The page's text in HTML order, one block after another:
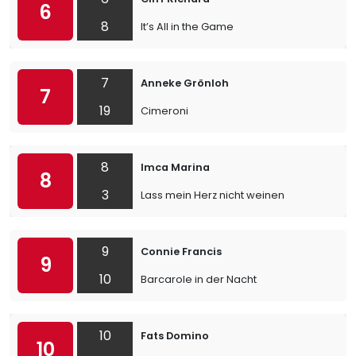
6
8
It’s All in the Game
7
7
19
Anneke Grönloh
Cimeroni
8
8
3
Imca Marina
Lass mein Herz nicht weinen
9
9
10
Connie Francis
Barcarole in der Nacht
10
10
Fats Domino